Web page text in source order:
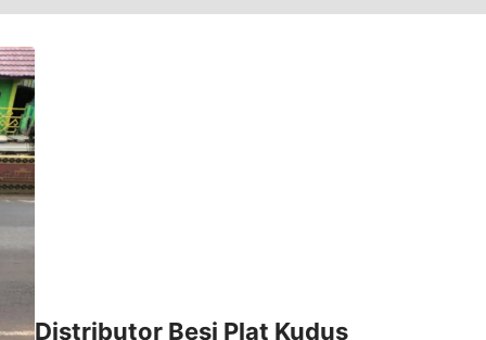
Distributor Besi Plat Kudus